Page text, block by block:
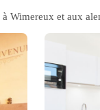
à Wimereux et aux